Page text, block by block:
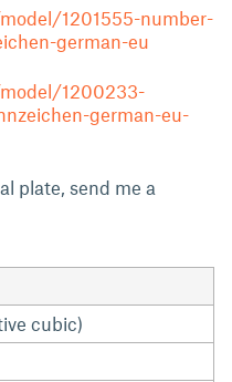
1201555-number-
german-eu
1200233-
german-eu-
plate, send me a
cubic)